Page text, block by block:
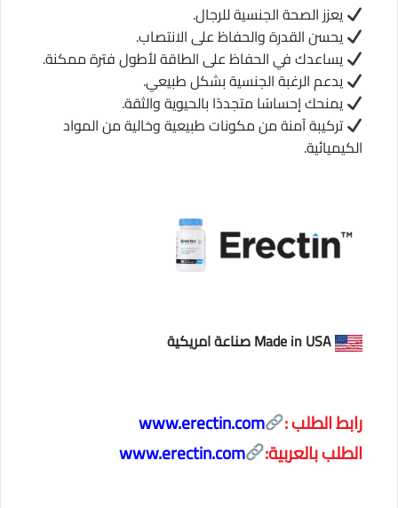
يعزز الصحة الجنسية للرجال.
يحسن القدرة والحفاظ على الانتصاب.
يساعدك في الحفاظ على الطاقة لأطول فترة ممكنة.
يدعم الرغبة الجنسية بشكل طبيعي.
يمنحك إحساسًا متجددًا بالحيوية والثقة.
تركيبة آمنة من مكونات طبيعية وخالية من المواد
الكيميائية.
Made in USA صناعة امريكية
رابط الطلب :
www.erectin.com
الطلب بالعربية:
www.erectin.com